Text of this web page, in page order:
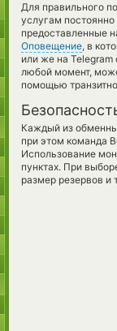
Для правильного
услугам
предоставленные
Оповещение, в
или же на Telegram
любой момент,
помощью
Каждый из
при этом команда
Использование
пунктах. При
размер резервов и